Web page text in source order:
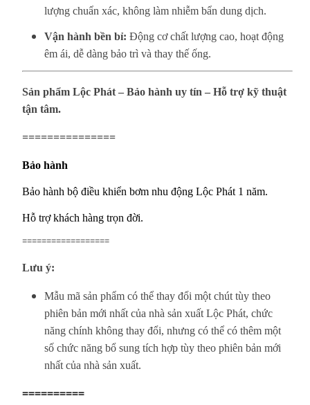
lượng chuẩn xác, không làm nhiễm bẩn dung dịch.
Vận hành bền bỉ: Động cơ chất lượng cao, hoạt động
êm ái, dễ dàng bảo trì và thay thế ống.
Sản phẩm Lộc Phát – Bảo hành uy tín – Hỗ trợ kỹ thuật
tận tâm.
===============
Bảo hành
Bảo hành bộ điều khiển bơm nhu động Lộc Phát 1 năm.
Hỗ trợ khách hàng trọn đời.
==================
Lưu ý:
Mẫu mã sản phẩm có thể thay đổi một chút tùy theo
phiên bản mới nhất của nhà sản xuất Lộc Phát, chức
năng chính không thay đổi, nhưng có thể có thêm một
số chức năng bổ sung tích hợp tùy theo phiên bản mới
nhất của nhà sản xuất.
==========